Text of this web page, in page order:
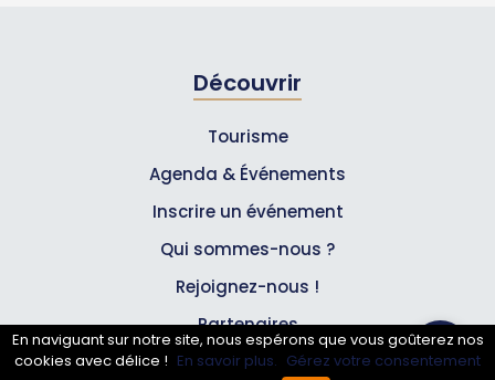
Découvrir
Tourisme
Agenda & Événements
Inscrire un événement
Qui sommes-nous ?
Rejoignez-nous !
Partenaires
En naviguant sur notre site, nous espérons que vous goûterez nos
cookies avec délice ! En savoir plus. Gérez votre consentement